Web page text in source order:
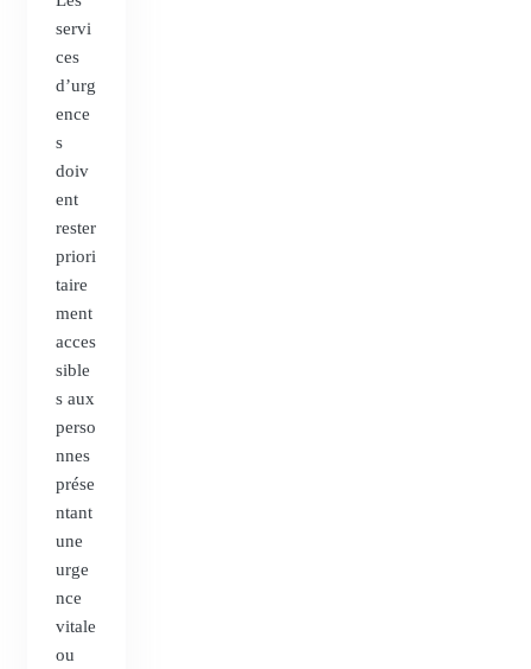
servi
ces
d’urg
ence
s
doiv
ent
rester
priori
taire
ment
acces
sible
s aux
perso
nnes
prése
ntant
une
urge
nce
vitale
ou